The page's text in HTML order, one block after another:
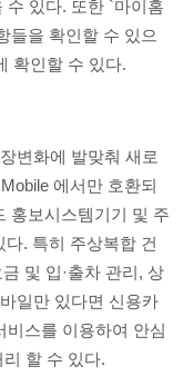
수 있다. 또한 `마이홈
들을 확인할 수 있으
확인할 수 있다.
변화에 발맞춰 새로
에서만 호환되
홍보시스템기기 및 주
. 특히 주상복합 건
및 입·출차 관리, 상
일만 있다면 신용카
비스를 이용하여 안심
할 수 있다.